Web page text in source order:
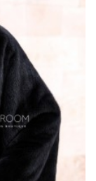
на общем
образу
летящий,
но
выглядит
также
что
под